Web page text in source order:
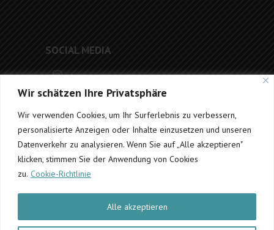
Wir schätzen Ihre Privatsphäre
Wir verwenden Cookies, um Ihr Surferlebnis zu verbessern,
personalisierte Anzeigen oder Inhalte einzusetzen und unseren
Datenverkehr zu analysieren. Wenn Sie auf „Alle akzeptieren"
klicken, stimmen Sie der Anwendung von Cookies
zu. Cookie-Richtlinie
Alle akzeptieren
SOCIAL MEDIA
Instagram
WEBDESIGN
www.drweb5.de